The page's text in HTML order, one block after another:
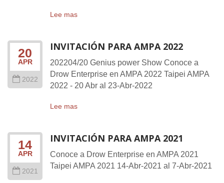
Lee mas
20
APR
2022
INVITACIÓN PARA AMPA 2022
202204/20 Genius power Show Conoce a
Drow Enterprise en AMPA 2022 Taipei AMPA
2022 - 20 Abr al 23-Abr-2022
Lee mas
14
APR
2021
INVITACIÓN PARA AMPA 2021
Conoce a Drow Enterprise en AMPA 2021
Taipei AMPA 2021 14-Abr-2021 al 7-Abr-2021